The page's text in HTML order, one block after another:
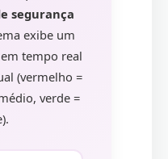
segurança
exibe um
tempo real
(vermelho =
verde =